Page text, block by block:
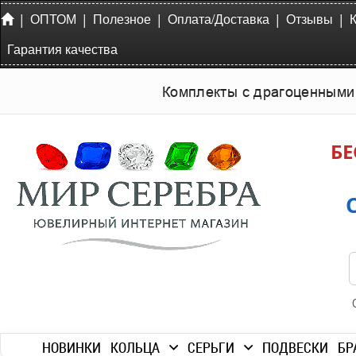
| ОПТОМ | Полезное | Оплата/Доставка | Отзывы |
Гарантия качества
Комплекты с драгоценными
НОВИНКИ КОЛЬЦА СЕРЬГИ ПОДВЕСКИ